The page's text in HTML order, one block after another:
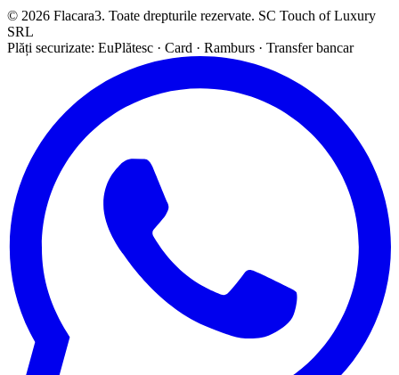
© 2026 Flacara3. Toate drepturile rezervate. SC Touch of Luxury
SRL
Plăți securizate: EuPlătesc · Card · Ramburs · Transfer bancar